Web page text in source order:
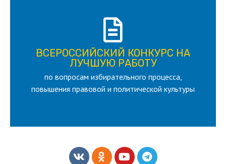
ВСЕРОССИЙСКИЙ КОНКУРС НА
ЛУЧШУЮ РАБОТУ
по вопросам избирательного процесса,
повышения правовой и политической культуры
ВСЕРОССИЙСКИЙ КОНКУРС НА
ЛУЧШУЮ РАБОТУ
для лица старше 18 и моложе 35 лет
ПОДРОБНЕЕ